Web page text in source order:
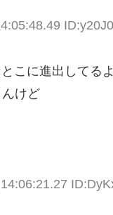
こに進出してる
けど